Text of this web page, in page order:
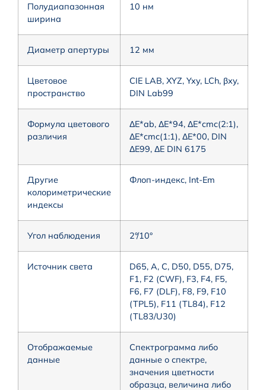
Полудиапазонная
ширина
10 нм
Диаметр апертуры 12 мм
Цветовое
пространство
CIE LAB, XYZ, Yxy, LCh, βxy,
DIN Lab99
Формула цветового
различия
ΔE*ab, ΔE*94, ΔE*cmc(2:1),
ΔE*cmc(1:1), ΔE*00, DIN
ΔE99, ΔE DIN 6175
Другие
колориметрические
индексы
Флоп-индекс, Int-Em
Угол наблюдения 2°/10°
Источник света
D65, A, C, D50, D55, D75,
F1, F2 (CWF), F3, F4, F5,
F6, F7 (DLF), F8, F9, F10
(TPL5), F11 (TL84), F12
(TL83/U30)
Отображаемые
данные
Спектрограмма либо
данные о спектре,
значения цветности
образца, величина либо